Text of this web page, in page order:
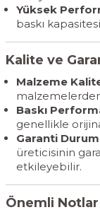
Yüksek
baskı
Kalite ve
Malzeme
Baskı
genellikle
Garanti
üreticisinin
etkileyebilir.
Önemli Notlar